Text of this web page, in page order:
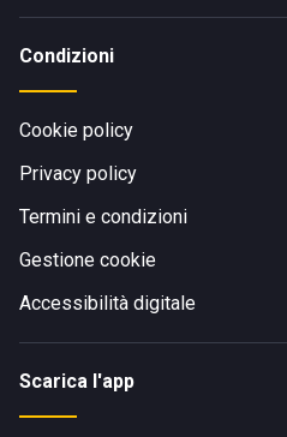
Condizioni
Cookie policy
Privacy policy
Termini e condizioni
Gestione cookie
Accessibilità digitale
Scarica l'app